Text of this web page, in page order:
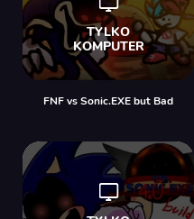
FNF vs Sonic.EXE but Bad